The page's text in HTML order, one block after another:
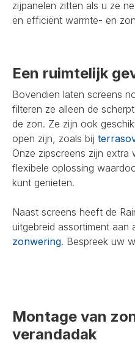
zijpanelen zitten als u ze
en efficiënt warmte- en
Een ruimtelijk
Bovendien laten screens
filteren ze alleen de
de zon. Ze zijn ook
open zijn, zoals bij
Onze zipscreens zijn extra
flexibele oplossing
kunt genieten.
Naast screens heeft de
uitgebreid assortiment aan
zonwering. Bespreek uw
Montage van
verandadak